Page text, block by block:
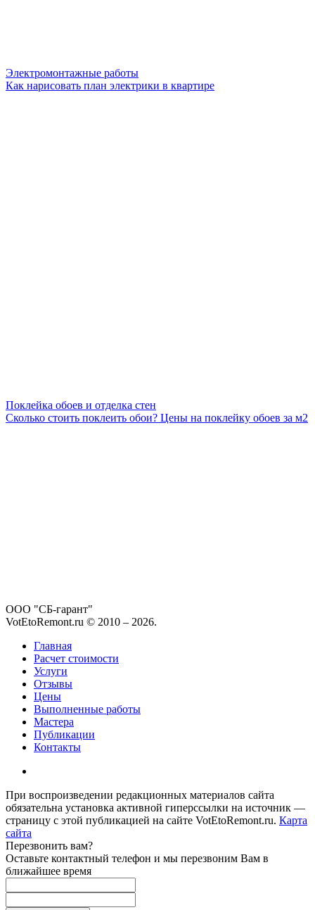
Электромонтажные работы
Как нарисовать план электрики в квартире
Поклейка обоев и отделка стен
Сколько стоить поклеить обои? Цены на поклейку обоев за м2
ООО "СБ-гарант"
VotEtoRemont.ru © 2010 – 2026.
Главная
Расчет стоимости
Услуги
Отзывы
Цены
Выполненные работы
Мастера
Публикации
Контакты
При воспроизведении редакционных материалов сайта
обязательна установка активной гиперссылки на источник —
страницу с этой публикацией на сайте VotEtoRemont.ru. Карта
сайта
Перезвонить вам?
Оставьте контактный телефон и мы перезвоним Вам в
ближайшее время